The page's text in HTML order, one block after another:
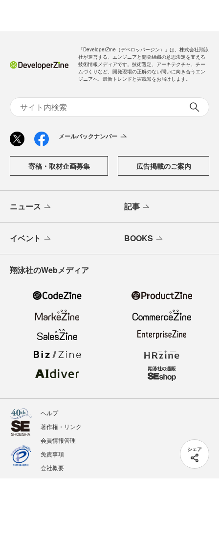
シェア
「DeveloperZine（デベロッパージン）」は、株式会社翔泳
社が運営する、エンジニアと開発組織の意思決定を支える
技術情報メディアです。技術選定、アーキテクチャ、チー
ムづくりなど、開発現場の正解のない問いに向き合うエン
ジニアへ、最新トレンドと実践知をお届けします。
メールバックナンバー
寄稿・取材企画募集 広告掲載のご案内
ニュース 記事
イベント BOOKS
翔泳社のWebメディア
ヘルプ
著作権・リンク
会員情報管理
免責事項
会社概要